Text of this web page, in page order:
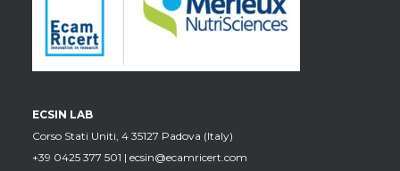
ECSIN LAB
Corso Stati Uniti, 4 35127 Padova (Italy)
+39 0425 377 501 | ecsin@ecamricert.com